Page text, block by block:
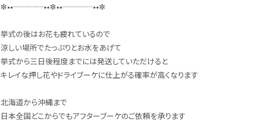
✼••┈┈┈┈••✼••┈┈┈┈••✼
挙式の後はお花も疲れているので
涼しい場所でたっぷりとお水をあげて
挙式から三日後程度までには発送していただけると
キレイな押し花やドライブーケに仕上がる確率が高くなります
北海道から沖縄まで
日本全国どこからでもアフターブーケのご依頼を承ります